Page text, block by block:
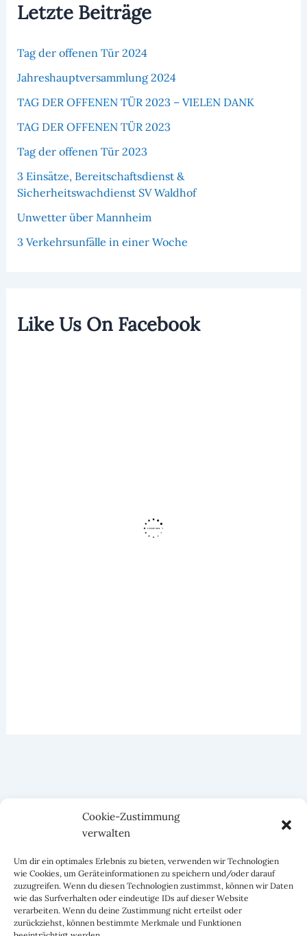
Cookie-Zustimmung
verwalten
Um dir ein optimales Erlebnis zu bieten, verwenden wir Technologien
wie Cookies, um Geräteinformationen zu speichern und/oder darauf
zuzugreifen. Wenn du diesen Technologien zustimmst, können wir Daten
wie das Surfverhalten oder eindeutige IDs auf dieser Website
verarbeiten. Wenn du deine Zustimmung nicht erteilst oder
zurückziehst, können bestimmte Merkmale und Funktionen
Letzte Beiträge
Tag der offenen Tür 2024
Jahreshauptversammlung 2024
TAG DER OFFENEN TÜR 2023 – VIELEN DANK
TAG DER OFFENEN TÜR 2023
Tag der offenen Tür 2023
3 Einsätze, Bereitschaftsdienst &
Sicherheitswachdienst SV Waldhof
Unwetter über Mannheim
3 Verkehrsunfälle in einer Woche
Like Us On Facebook